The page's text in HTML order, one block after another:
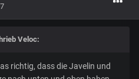
Veloc:
richtig, dass die Javelin und